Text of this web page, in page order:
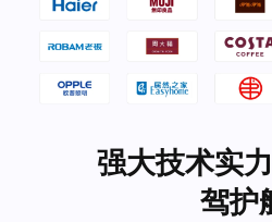
强大技术实
驾护